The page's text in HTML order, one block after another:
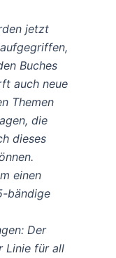
jetzt
Buches
auch neue
Themen
die
dieses
einen
bändige
Der
Linie für all